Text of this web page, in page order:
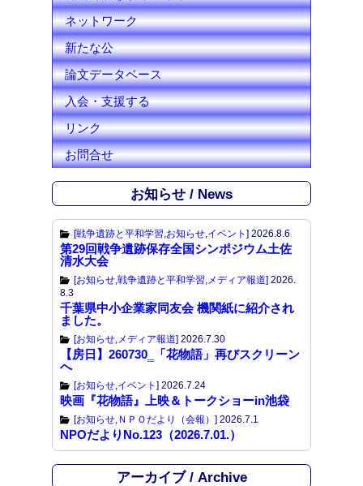
ネットワーク
新たな公
論文データベース
入会・支援する
リンク
お問合せ
お知らせ / News
[戦争遺跡と平和学習,お知らせ,イベント ] 2026.8.6
第29回戦争遺跡保存全国シンポジウム土佐
清水大会
[お知らせ,戦争遺跡と平和学習,メディア報道] 2026.
8.3
千葉県中小企業家同友会 機関紙に紹介され
ました。
[お知らせ,メディア報道] 2026.7.30
【房日】260730‗「花物語」再びスクリーン
へ
[お知らせ,イベント ] 2026.7.24
映画『花物語』上映＆トークショーin池袋
[お知らせ,ＮＰＯだより（会報） ] 2026.7.1
NPOだよりNo.123（2026.7.01.）
アーカイブ / Archive